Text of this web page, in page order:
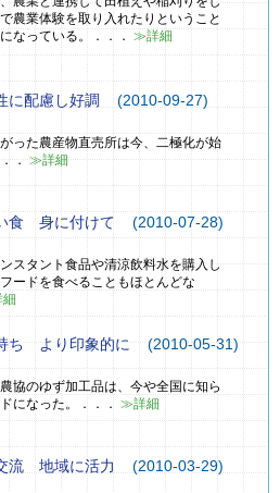
農業体験を取り入れたりということ
なっている。．．． ≫詳細
に配慮し好調 (2010-09-27)
った農産物直売所は今、二極化が始
．≫詳細
食 身に付けて (2010-07-28)
スタント食品や清涼飲料水を購入し
ードを食べることもほとんどな
ち より印象的に(2010-05-31)
協のゆず加工品は、今や全国に知ら
になった。．．． ≫詳細
流 地域に活力 (2010-03-29)